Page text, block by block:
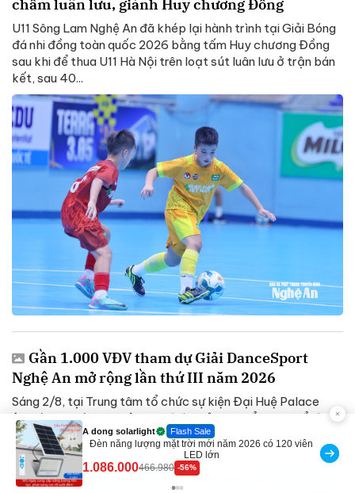
chấm luân lưu, giành Huy chương Đồng
U11 Sông Lam Nghệ An đã khép lại hành trình tại Giải Bóng
đá nhi đồng toàn quốc 2026 bằng tấm Huy chương Đồng
sau khi để thua U11 Hà Nội trên loạt sút luân lưu ở trận bán
kết, sau 40...
Gần 1.000 VĐV tham dự Giải DanceSport
Nghệ An mở rộng lần thứ III năm 2026
Sáng 2/8, tại Trung tâm tổ chức sự kiện Đại Huệ Palace
(phường Trường Vinh), Liên đoàn Cử tạ, Thể dục, Thể hình
Nghệ An khai mạc Giải DanceSport và các loại hình thể
thao nghệ thuật...
Discount
Sữa dưỡng thể nâng tông tức thì Vaseline Body
190.000138.330 -27%